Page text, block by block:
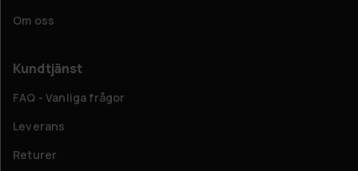
Om oss
Kundtjänst
FAQ - Vanliga frågor
Leverans
Returer